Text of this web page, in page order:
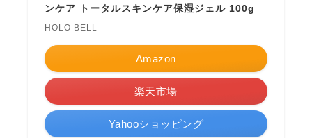
ンケア トータルスキンケア保湿ジェル 100g
HOLO BELL
Amazon
楽天市場
Yahooショッピング